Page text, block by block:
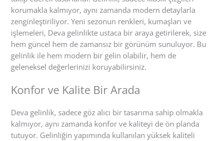
korumakla kalmıyor, aynı zamanda modern detaylarla
zenginleştiriliyor. Yeni sezonun renkleri, kumaşları ve
işlemeleri, Deva gelinlikte ustaca bir araya getirilerek, size
hem güncel hem de zamansız bir görünüm sunuluyor. Bu
gelinlik ile hem modern bir gelin olabilir, hem de
geleneksel değerlerinizi koruyabilirsiniz.
Konfor ve Kalite Bir Arada
Deva gelinlik, sadece göz alıcı bir tasarıma sahip olmakla
kalmıyor, aynı zamanda konfor ve kaliteyi de ön planda
tutuyor. Gelinliğin yapımında kullanılan yüksek kaliteli